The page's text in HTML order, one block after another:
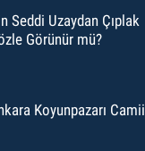
Seddi Uzaydan Çıplak
Görünür mü?
Koyunpazarı Camii